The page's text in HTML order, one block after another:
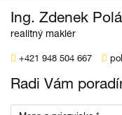
Ing. Zdenek
realitný maklér
+421 948 504 667
Radi Vám